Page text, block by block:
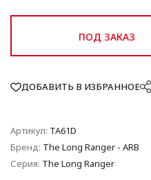
ПОД ЗАКАЗ
ДОБАВИТЬ В ИЗБРАННОЕ
Артикул: TA61D
Бренд: The Long Ranger - ARB
Серия: The Long Ranger